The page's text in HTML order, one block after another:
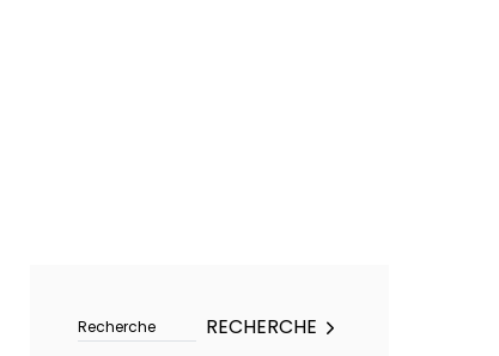
RECHERCHE